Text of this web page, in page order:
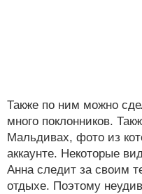
Также по ним можно
много поклонников.
Мальдивах, фото из
аккаунте. Некоторые
Анна следит за своим
отдыхе. Поэтому